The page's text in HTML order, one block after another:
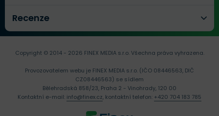
Recenze
Copyright © 2014 - 2026 FINEX MEDIA s.r.o.Všechna práva vyhrazena.
Provozovatelem webu je FINEX MEDIA s.r.o. (IČO 08446563, DIČ
CZ08446563) se sídlem
Bělehradská 858/23, Praha 2 - Vinohrady, 120 00
Kontaktní e-mail: info@finex.cz, kontaktní telefon: +420 704 183 785